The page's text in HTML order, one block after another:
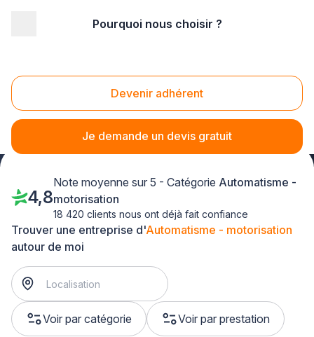
Pourquoi nous choisir ?
Devenir adhérent
Je demande un devis gratuit
Automatisme - motorisation Cormontreuil
(51350)
Trouver une entreprise d'Automatisme - motorisation
autour de moi
Voir par catégorie Voir par prestation
4,8
Note moyenne sur 5 - Catégorie Automatisme -
motorisation
18 420 clients nous ont déjà fait confiance